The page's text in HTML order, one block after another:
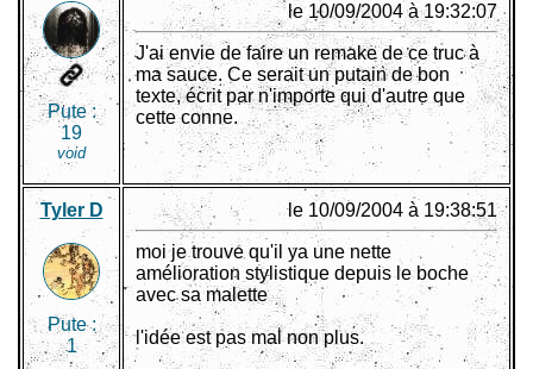
Pute :
19
void
le 10/09/2004 à 19:32:07
J'ai envie de faire un remake de ce truc à
ma sauce. Ce serait un putain de bon
texte, écrit par n'importe qui d'autre que
cette conne.
Tyler D
Pute :
1
le 10/09/2004 à 19:38:51
moi je trouve qu'il ya une nette
amélioration stylistique depuis le boche
avec sa malette
l'idée est pas mal non plus.